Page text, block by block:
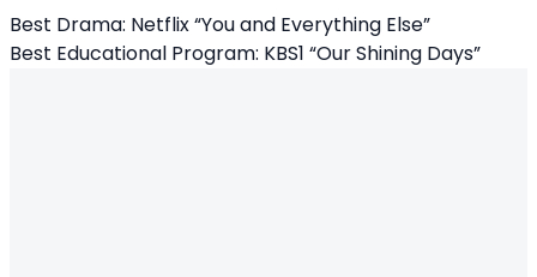
Best Drama: Netflix “You and Everything Else”
Best Educational Program: KBS1 “Our Shining Days”